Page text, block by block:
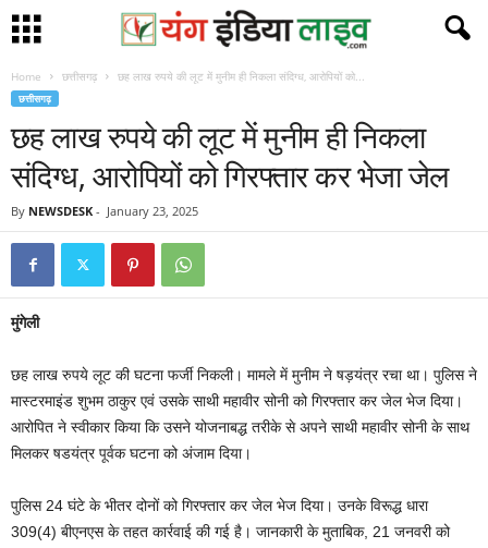
Home छत्तीसगढ़ छह लाख रुपये की लूट में मुनीम ही निकला संदिग्ध, आरोपियों को...
छत्तीसगढ़
छह लाख रुपये की लूट में मुनीम ही निकला
संदिग्ध, आरोपियों को गिरफ्तार कर भेजा जेल
By NEWSDESK - January 23, 2025
मुंगेली
छह लाख रुपये लूट की घटना फर्जी निकली। मामले में मुनीम ने षड़यंत्र रचा था। पुलिस ने
मास्टरमाइंड शुभम ठाकुर एवं उसके साथी महावीर सोनी को गिरफ्तार कर जेल भेज दिया।
आरोपित ने स्वीकार किया कि उसने योजनाबद्ध तरीके से अपने साथी महावीर सोनी के साथ
मिलकर षडयंत्र पूर्वक घटना को अंजाम दिया।
पुलिस 24 घंटे के भीतर दोनों को गिरफ्तार कर जेल भेज दिया। उनके विरूद्ध धारा
309(4) बीएनएस के तहत कार्रवाई की गई है। जानकारी के मुताबिक, 21 जनवरी को